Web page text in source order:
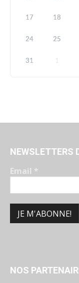
17 18
24 25
31 1
NEWSLETTERS
Email *
NOS